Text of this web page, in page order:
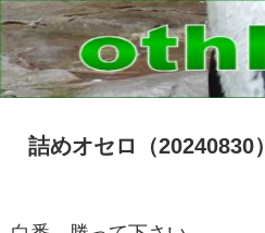
詰めオセロ（20240830）